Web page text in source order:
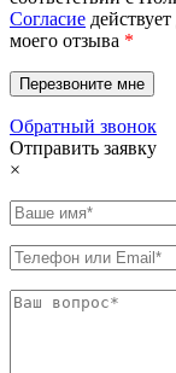
Согласие
моего отзыва *
Обратный звонок
Отправить заявку
×